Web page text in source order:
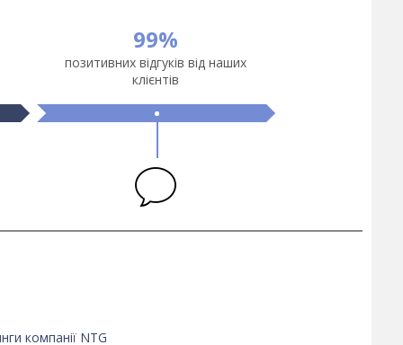
99%
позитивних відгуків від наших
клієнтів
компанії NTG